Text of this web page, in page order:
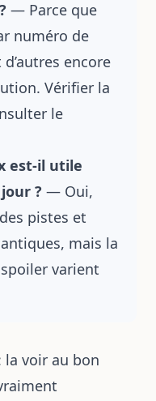
— Parce que
numéro de
encore
Vérifier la
le
est-il utile
? — Oui,
pistes et
mais la
varient
voir au bon